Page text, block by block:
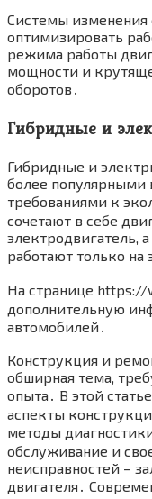
Системы изменения
оптимизировать
режима работы
мощности и
оборотов․
Гибридные и
Гибридные и
более популярными
требованиями к
сочетают в себе
электродвигатель,
работают только на
На странице
дополнительную
автомобилей․
Конструкция и
обширная тема,
опыта․ В этой
аспекты
методы
обслуживание и
неисправностей –
двигателя․